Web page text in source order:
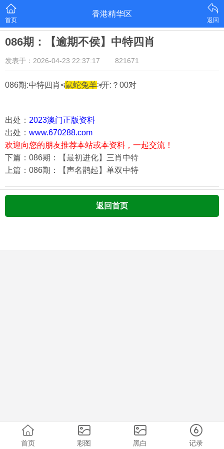
首页
香港精华区
返回
086期：【逾期不侯】中特四肖
发表于：2026-04-23 22:37:17 821671
086期:中特四肖≮鼠蛇兔羊≯开:？00对
出处： 2023澳门正版资料
出处： www.670288.com
欢迎向您的朋友推荐本站或本资料，一起交流！
下篇：086期：【最初进化】三肖中特
上篇：086期：【声名鹊起】单双中特
返回首页
首页 彩图 黑白 记录